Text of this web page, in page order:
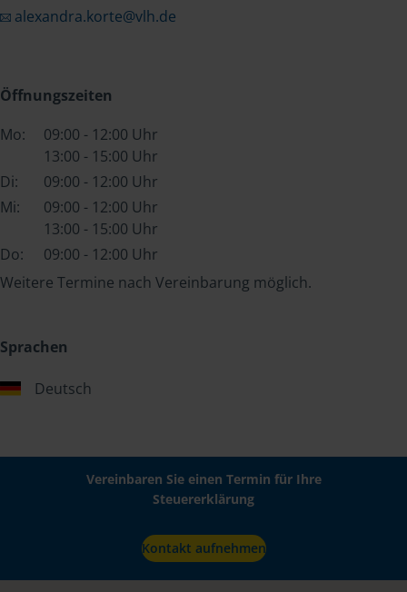
alexandra.korte@vlh.de
Öffnungszeiten
Mo:
09:00 - 12:00 Uhr
13:00 - 15:00 Uhr
Di:
09:00 - 12:00 Uhr
Mi:
09:00 - 12:00 Uhr
13:00 - 15:00 Uhr
Do:
09:00 - 12:00 Uhr
Weitere Termine nach Vereinbarung möglich.
Sprachen
Deutsch
Vereinbaren Sie einen Termin für Ihre
Steuererklärung
Kontakt aufnehmen